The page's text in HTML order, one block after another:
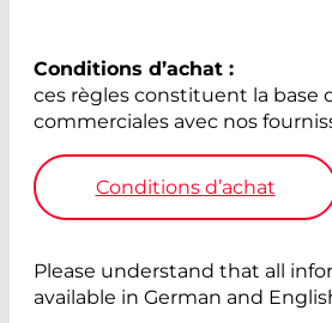
Conditions d’achat :
ces règles constituent la base
commerciales avec nos
Conditions d’achat
Please understand that all
available in German and